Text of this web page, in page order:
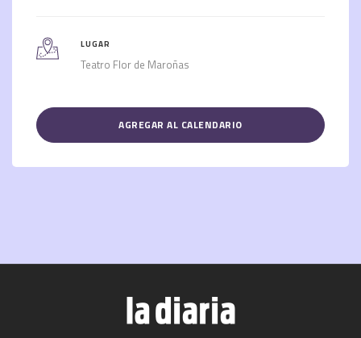
LUGAR
Teatro Flor de Maroñas
AGREGAR AL CALENDARIO